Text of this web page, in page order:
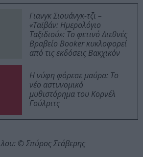
Γιανγκ Σιουάνγκ-τζι –
«Ταϊβάν: Ημερολόγιο
Ταξιδιού»: Το φετινό Διεθνές
Βραβείο Booker κυκλοφορεί
από τις εκδόσεις Βακχικόν
Η νύφη φόρεσε μαύρα: Το
νέο αστυνομικό
μυθιστόρημα του Κορνέλ
Γούλριτς
© Σπύρος Στάβερης